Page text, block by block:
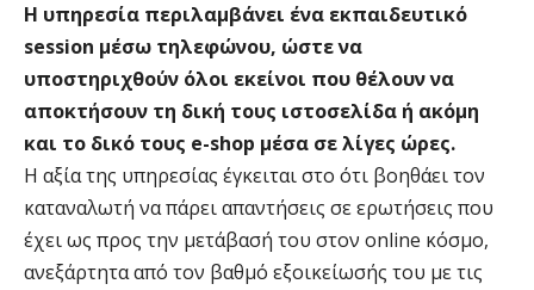
Η υπηρεσία περιλαμβάνει ένα εκπαιδευτικό
session μέσω τηλεφώνου, ώστε να
υποστηριχθούν όλοι εκείνοι που θέλουν να
αποκτήσουν τη δική τους ιστοσελίδα ή ακόμη
και το δικό τους e-shop μέσα σε λίγες ώρες.
Η αξία της υπηρεσίας έγκειται στο ότι βοηθάει τον
καταναλωτή να πάρει απαντήσεις σε ερωτήσεις που
έχει ως προς την μετάβασή του στον online κόσμο,
ανεξάρτητα από τον βαθμό εξοικείωσής του με τις